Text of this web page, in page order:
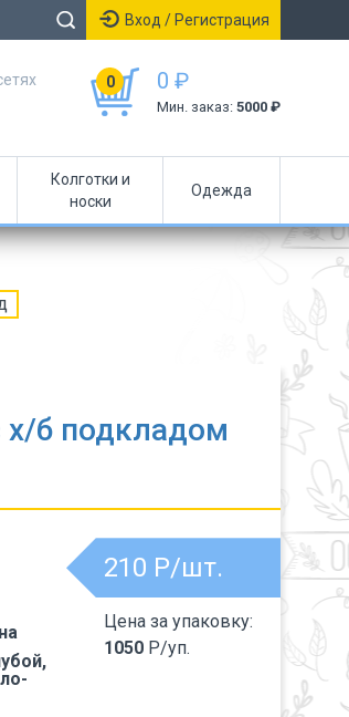
Вход / Регистрация
0 0 ₽
Мин. заказ: 5000 ₽
Колготки и
носки
Одежда
х/б подкладом
210 Р/шт.
Цена за упаковку:
1050 Р/уп.